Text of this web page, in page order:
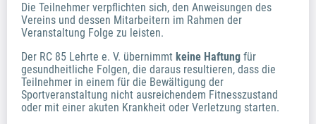
Die Teilnehmer verpflichten sich, den Anweisungen des
Vereins und dessen Mitarbeitern im Rahmen der
Veranstaltung Folge zu leisten.
Der RC 85 Lehrte e. V. übernimmt keine Haftung für
gesundheitliche Folgen, die daraus resultieren, dass die
Teilnehmer in einem für die Bewältigung der
Sportveranstaltung nicht ausreichendem Fitnesszustand
oder mit einer akuten Krankheit oder Verletzung starten.